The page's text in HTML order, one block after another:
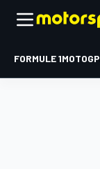
FORMULE 1MOTOGP